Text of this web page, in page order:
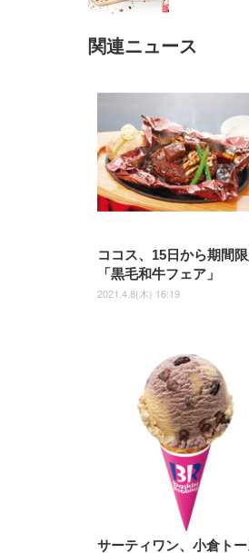
子 テレワーク 疲れない 跳ね
ト 約105度ロッキング pc 事務
椅子 360度回転 座面昇降 強化
ナイロン樹脂ベース 通気性メ
ッシュ 在宅ワーク H-
WY01(黒網+黒枠+黒足)
￥5,699
EV3240X-WT | 31.5型4K
￥105,595
ーツ 薄型 レギュラー 1回使い
￥3,373
関連ニュース
ココス、15日から期間
「黒毛和牛フェア」
2021.4.8(木) 16:19
サーティワン、小倉トー